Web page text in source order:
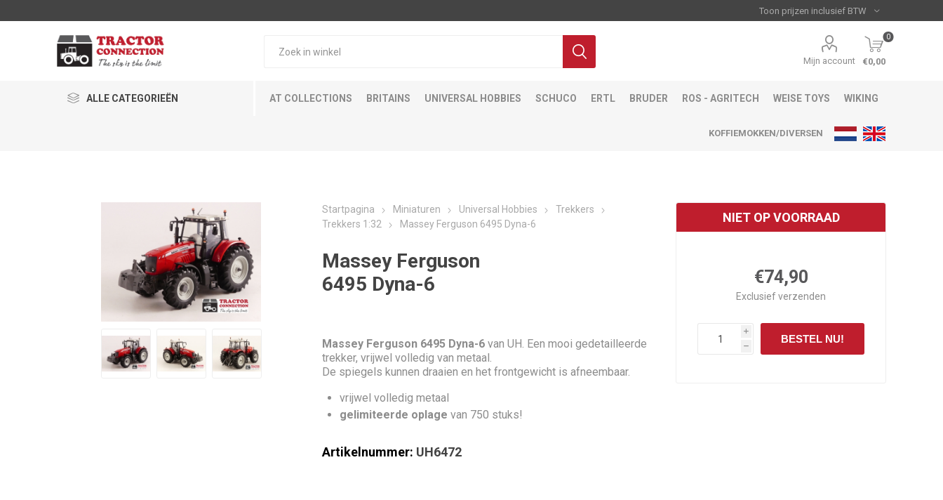
Mijn account
0
€0,00
ALLE CATEGORIEËN AT COLLECTIONS BRITAINS UNIVERSAL HOBBIES SCHUCO ERTL BRUDER ROS - AGRITECH WEISE TOYS WIKING
KOFFIEMOKKEN/DIVERSEN
Startpagina Miniaturen Universal Hobbies
Trekkers
Trekkers 1:32
Massey Ferguson 6495 Dyna-6
Massey Ferguson
6495 Dyna-6
Massey Ferguson 6495 Dyna-6 van UH. Een mooi gedetailleerde
trekker, vrijwel volledig van metaal.
De spiegels kunnen draaien en het frontgewicht is afneembaar.
vrijwel volledig metaal
gelimiteerde oplage van 750 stuks!
Artikelnummer: UH6472
NIET OP VOORRAAD
€74,90
Exclusiefverzenden
i
h
BESTEL NU!